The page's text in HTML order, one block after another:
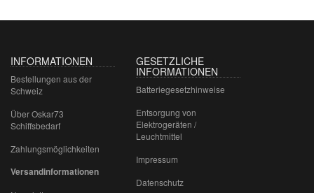
INFORMATIONEN
Bestellungen aus der
Schweiz
Über Oskar73
Schiffsbedarf
Zahlungsmöglichkeiten
Versandinformationen
GESETZLICHE
INFORMATIONEN
Batteriegesetzhinweise
Entsorgung von
Elektrogeräten /
Leuchtmittel
Impressum
Datenschutz